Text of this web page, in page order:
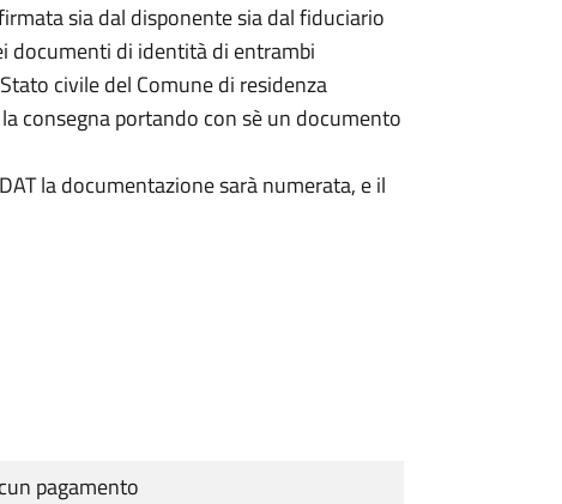
sia dal disponente sia dal fiduciario
documenti di identità di entrambi
civile del Comune di residenza
consegna portando con sè un documento
la documentazione sarà numerata, e il
pagamento